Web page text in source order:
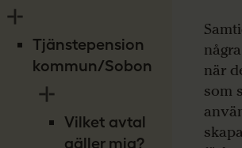
Tjänstepension
kommun/Sobona
Vilket avtal
gäller mig?
när
som